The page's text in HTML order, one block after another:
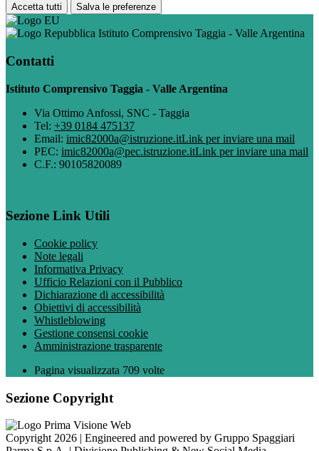
Accetta tutti Salva le preferenze
Istituto Comprensivo Taggia - Valle Argentina
Contatti
Istituto Comprensivo Taggia - Valle Argentina
Via Ottimo Anfossi, SNC - Taggia
Tel: +39 0184 475137
Email: imic82000a@istruzione.itLink per inviare una mail
PEC: imic82000a@pec.istruzione.itLink per inviare una mail
C.F.: 90105820089
Sezione Link Utili
Cookie policy
Note legali
Informativa Privacy
Ufficio Relazioni con il Pubblico
Dichiarazione di accessibilità
Obiettivi di accessibilità
Whistleblowing
Gestione consensi cookie
Amministrazione trasparente
Pagina visualizzata 709 volte
Sezione Copyright
Copyright 2026 | Engineered and powered by Gruppo Spaggiari